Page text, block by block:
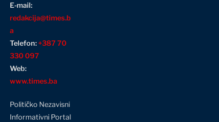
E-mail:
redakcija@times.b
a
Telefon:+387 70
330 097
Web:
www.times.ba
Političko Nezavisni
Informativni Portal